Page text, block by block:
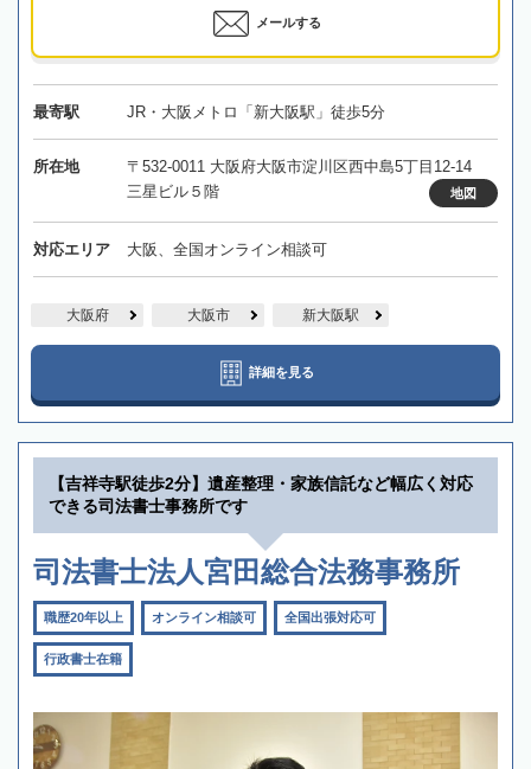
メールする
最寄駅 JR・大阪メトロ「新大阪駅」徒歩5分
所在地
〒532-0011 大阪府大阪市淀川区西中島5丁目12-14
三星ビル５階
地図
対応エリア 大阪、全国オンライン相談可
大阪府 大阪市 新大阪駅
詳細を見る
【吉祥寺駅徒歩2分】遺産整理・家族信託など幅広く対応
できる司法書士事務所です
司法書士法人宮田総合法務事務所
職歴20年以上 オンライン相談可 全国出張対応可
行政書士在籍